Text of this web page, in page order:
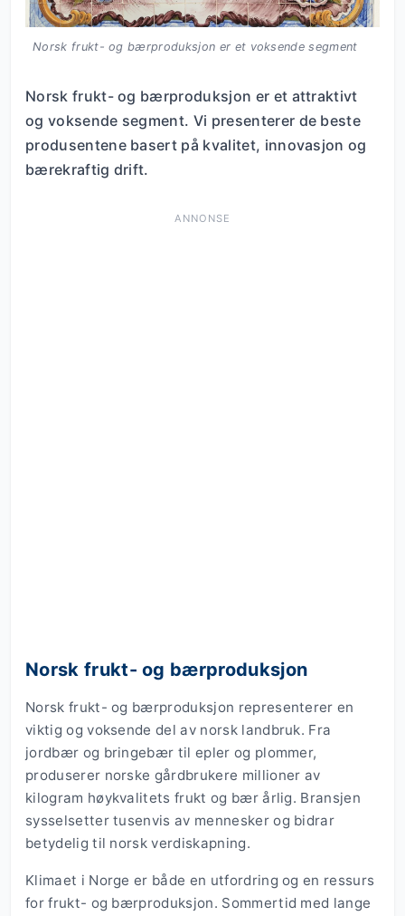
Norsk frukt- og bærproduksjon er et voksende segment
Norsk frukt- og bærproduksjon er et attraktivt
og voksende segment. Vi presenterer de beste
produsentene basert på kvalitet, innovasjon og
bærekraftig drift.
ANNONSE
Norsk frukt- og bærproduksjon
Norsk frukt- og bærproduksjon representerer en
viktig og voksende del av norsk landbruk. Fra
jordbær og bringebær til epler og plommer,
produserer norske gårdbrukere millioner av
kilogram høykvalitets frukt og bær årlig. Bransjen
sysselsetter tusenvis av mennesker og bidrar
betydelig til norsk verdiskapning.
Klimaet i Norge er både en utfordring og en ressurs
for frukt- og bærproduksjon. Sommertid med lange